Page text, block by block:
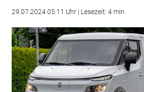
29.07.2024 05:11 Uhr | Lesezeit: 4 min